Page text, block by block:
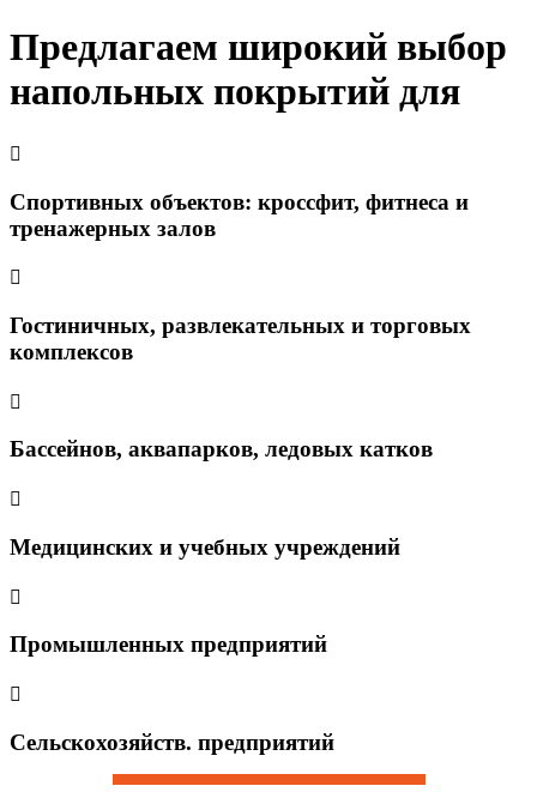
Предлагаем широкий выбор
напольных покрытий для
Спортивных объектов: кроссфит, фитнеса и
тренажерных залов
Гостиничных, развлекательных и торговых
комплексов
Бассейнов, аквапарков, ледовых катков
Медицинских и учебных учреждений
Промышленных предприятий
Cельскохозяйств. предприятий